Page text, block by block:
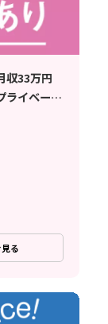
収33万円
ライベート
る